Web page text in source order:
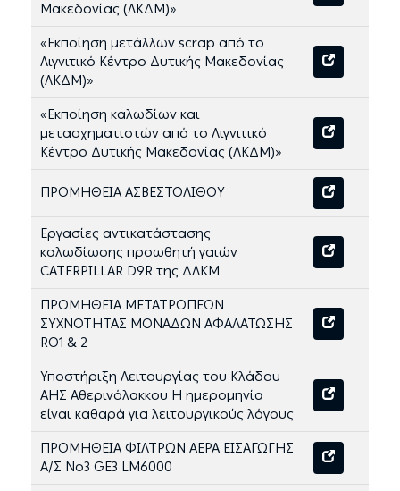
Μακεδονίας (ΛΚΔΜ)»
«Εκποίηση μετάλλων scrap από το
Λιγνιτικό Κέντρο Δυτικής Μακεδονίας
(ΛΚΔΜ)»
«Εκποίηση καλωδίων και
μετασχηματιστών από το Λιγνιτικό
Κέντρο Δυτικής Μακεδονίας (ΛΚΔΜ)»
ΠΡΟΜΗΘΕΙΑ ΑΣΒΕΣΤΟΛΙΘΟΥ
Εργασίες αντικατάστασης
καλωδίωσης προωθητή γαιών
CATERPILLAR D9R της ΔΛΚΜ
ΠΡΟΜΗΘΕΙΑ ΜΕΤΑΤΡΟΠΕΩΝ
ΣΥΧΝΟΤΗΤΑΣ ΜΟΝΑΔΩΝ ΑΦΑΛΑΤΩΣΗΣ
RO1 & 2
Υποστήριξη Λειτουργίας του Κλάδου
ΑΗΣ Αθερινόλακκου Η ημερομηνία
είναι καθαρά για λειτουργικούς λόγους
ΠΡΟΜΗΘΕΙΑ ΦΙΛΤΡΩΝ ΑΕΡΑ ΕΙΣΑΓΩΓΗΣ
Α/Σ Νο3 GE3 LM6000